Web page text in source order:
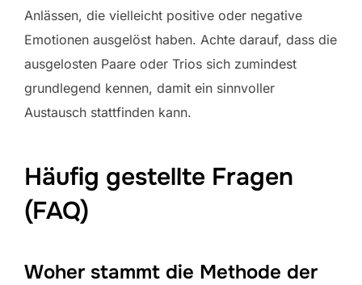
Anlässen, die vielleicht positive oder negative
Emotionen ausgelöst haben. Achte darauf, dass die
ausgelosten Paare oder Trios sich zumindest
grundlegend kennen, damit ein sinnvoller
Austausch stattfinden kann.
Häufig gestellte Fragen
(FAQ)
Woher stammt die Methode der